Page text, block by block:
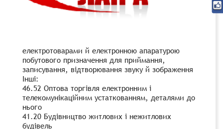
електротоварами й електронною апаратурою
побутового призначення для приймання,
записування, відтворювання звуку й зображення
Інші:
46.52 Оптова торгівля електронним і
телекомунікаційним устаткованням, деталями до
нього
41.20 Будівництво житлових і нежитлових
будівель